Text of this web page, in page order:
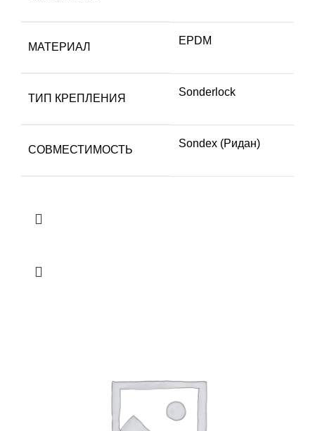
МАТЕРИАЛ
EPDM
ТИП КРЕПЛЕНИЯ
Sonderlock
СОВМЕСТИМОСТЬ
Sondex (Ридан)